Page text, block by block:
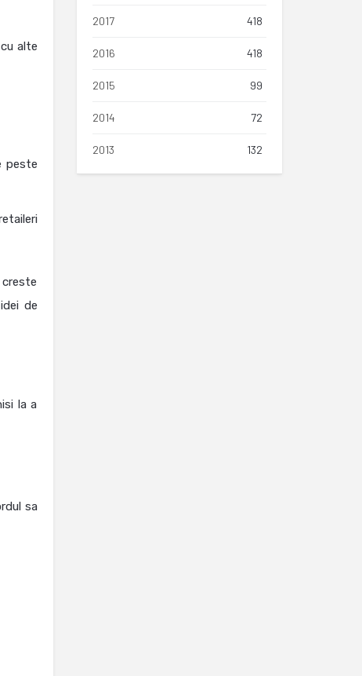
alte
peste
de
la a
sa
2017 418
2016 418
2015 99
2014 72
2013 132